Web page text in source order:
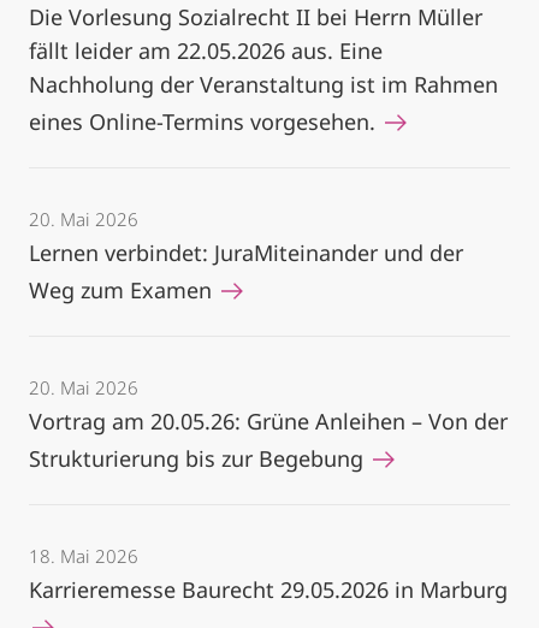
Die Vorlesung Sozialrecht II bei Herrn Müller
fällt leider am 22.05.2026 aus. Eine
Nachholung der Veranstaltung ist im Rahmen
eines Online-Termins vorgesehen.
20. Mai 2026
Lernen verbindet: JuraMiteinander und der
Weg zum Examen
20. Mai 2026
Vortrag am 20.05.26: Grüne Anleihen – Von der
Strukturierung bis zur Begebung
18. Mai 2026
Karrieremesse Baurecht 29.05.2026 in Marburg